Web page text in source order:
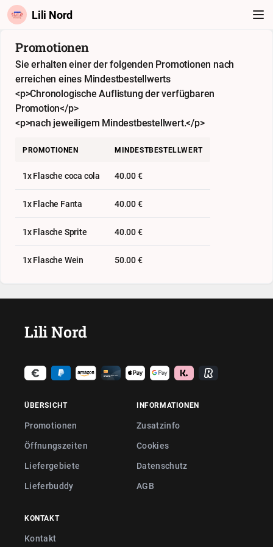
Lili Nord
Promotionen
Sie erhalten einer der folgenden Promotionen nach
erreichen eines Mindestbestellwerts
<p>Chronologische Auflistung der verfügbaren
Promotion</p>
<p>nach jeweiligem Mindestbestellwert.</p>
PROMOTIONEN MINDESTBESTELLWERT
1x Flasche coca cola 40.00 €
1x Flache Fanta 40.00 €
1x Flasche Sprite 40.00 €
1x Flasche Wein 50.00 €
Lili Nord
ÜBERSICHT
Promotionen
Öffnungszeiten
Liefergebiete
Lieferbuddy
INFORMATIONEN
Zusatzinfo
Cookies
Datenschutz
AGB
KONTAKT
Kontakt